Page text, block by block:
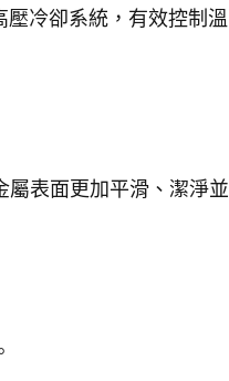
冷卻系統，有效控制溫
屬表面更加平滑、潔淨並